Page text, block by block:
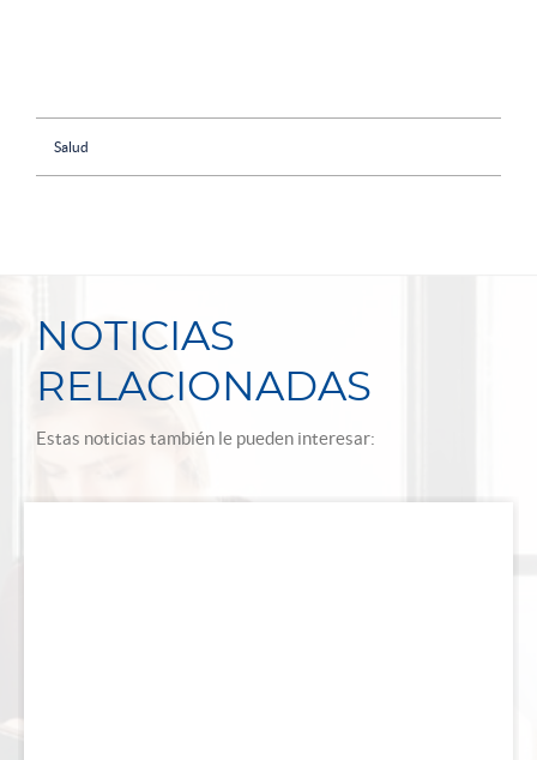
Salud
NOTICIAS
RELACIONADAS
Estas noticias también le pueden interesar: